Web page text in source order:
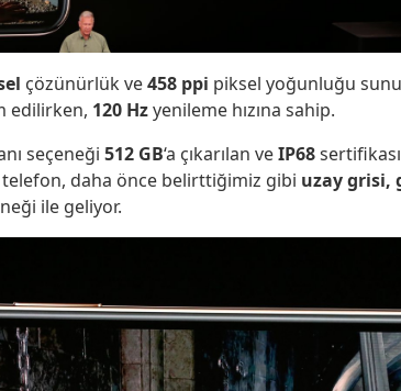
çözünürlük ve458 ppi piksel yoğunluğu
edilirken, 120 Hzyenileme hızına sahip.
seçeneği 512 GB‘a çıkarılan veIP68
telefon, daha önce belirttiğimiz gibi uzay grisi,
ile geliyor.